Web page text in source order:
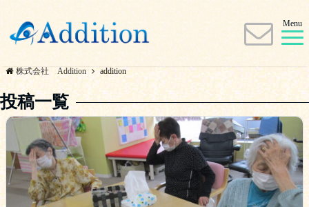
Menu
株式会社 Addition addition
投稿一覧